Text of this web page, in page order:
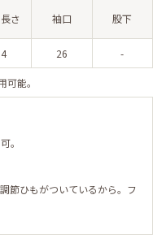
さ 袖口 股下
26 -
能。
。
節ひもがついているから。フ